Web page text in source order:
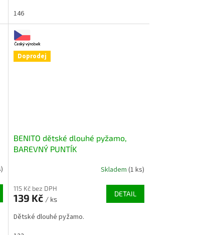
146
Doprodej
BENITO dětské dlouhé pyžamo,
BAREVNÝ PUNTÍK
Skladem (1 ks)
115 Kč bez DPH
139 Kč / ks
DETAIL
Dětské dlouhé pyžamo.